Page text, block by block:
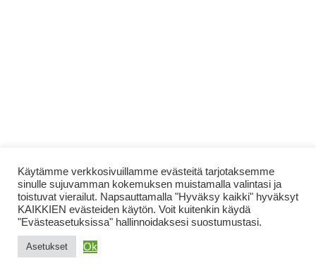
Käytämme verkkosivuillamme evästeitä tarjotaksemme
sinulle sujuvamman kokemuksen muistamalla valintasi ja
toistuvat vierailut. Napsauttamalla "Hyväksy kaikki" hyväksyt
KAIKKIEN evästeiden käytön. Voit kuitenkin käydä
"Evästeasetuksissa" hallinnoidaksesi suostumustasi.
Asetukset Ok